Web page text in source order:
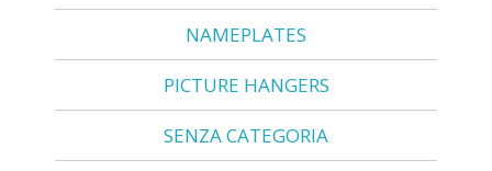
NAMEPLATES
PICTURE HANGERS
SENZA CATEGORIA